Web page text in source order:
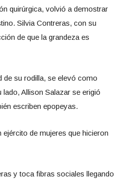
quirúrgica, volvió a demostrar
Silvia Contreras, con su
de que la grandeza es
de su rodilla, se elevó como
Allison Salazar se erigió
escriben epopeyas.
de mujeres que hicieron
y toca fibras sociales llegando